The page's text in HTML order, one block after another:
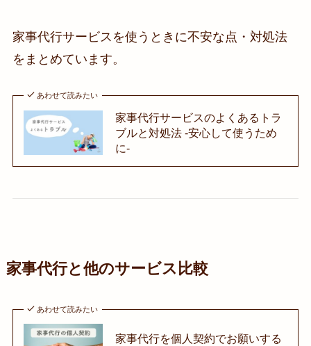
家事代行サービスを使うときに不安な点・対処法
をまとめています。
あわせて読みたい
家事代行サービスのよくあるトラ
ブルと対処法 -安心して使うため
に-
家事代行と他のサービス比較
あわせて読みたい
家事代行を個人契約でお願いする